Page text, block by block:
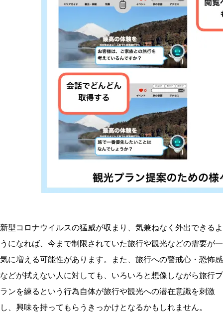
新型コロナウイルスの猛威が収まり、気兼ねなく外出できるよ
うになれば、今まで制限されていた旅行や観光などの需要が一
気に増える可能性があります。また、旅行への警戒心・恐怖感
などが拭えない人に対しても、いろいろと想像しながら旅行プ
ランを練るという行為自体が旅行や観光への潜在意識を刺激
し、興味を持ってもらうきっかけとなるかもしれません。